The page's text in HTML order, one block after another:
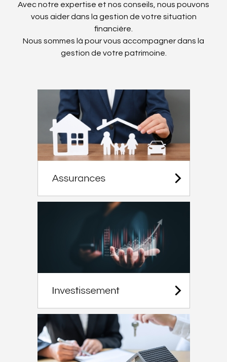
Avec notre expertise et nos conseils, nous pouvons
vous aider dans la gestion de votre situation
financière.
Nous sommes là pour vous accompagner dans la
gestion de votre patrimoine.